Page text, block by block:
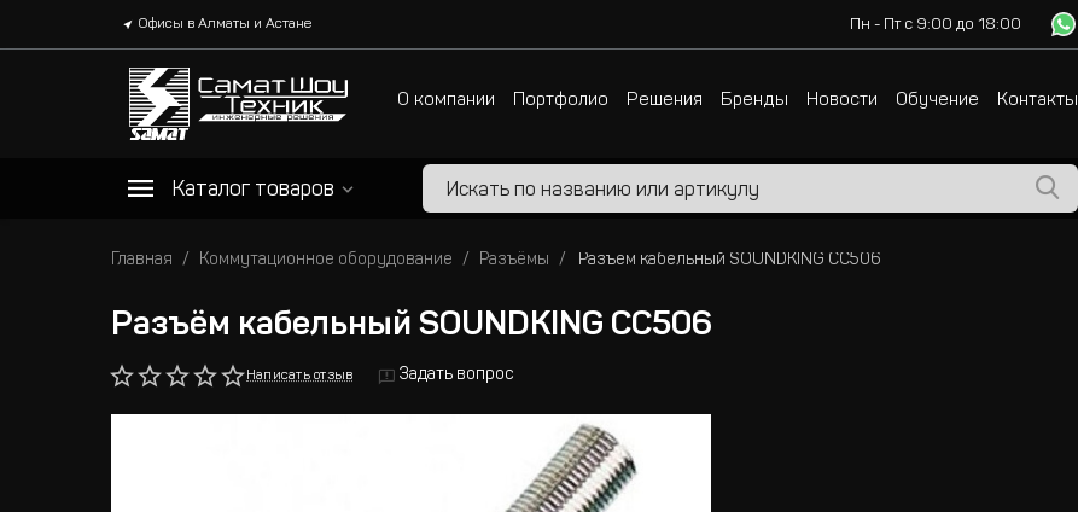
Офисы в Алматы и Астане Пн - Пт с 9:00 до 18:00
О компании Портфолио Решения Бренды Новости Обучение Контакты
Каталог товаров
Главная Коммутационное оборудование Разъёмы Разъём кабельный SOUNDKING CC506
Разъём кабельный SOUNDKING CC506
Написать отзыв Задать вопрос